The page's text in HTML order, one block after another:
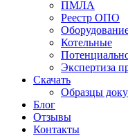
ПМЛА
Реестр ОПО
Котельные
Экспертиза
Скачать
Образцы
Блог
Отзывы
Контакты